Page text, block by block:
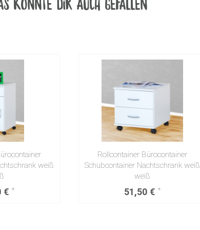
weiß
€
Rollcontainer Bürocontainer
Schubcontainer Nachtschrank weiß
weiß
51,50 €